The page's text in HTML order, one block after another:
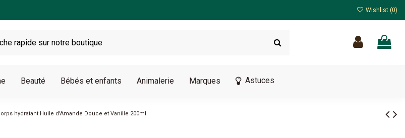
Wishlist (0)
Beauté Bébés et enfants Animalerie Marques Astuces
hydratant Huile d'Amande Douce et Vanille 200ml